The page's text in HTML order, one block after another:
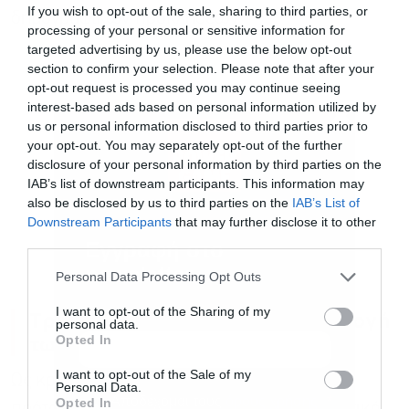
If you wish to opt-out of the sale, sharing to third parties, or
processing of your personal or sensitive information for
targeted advertising by us, please use the below opt-out
section to confirm your selection. Please note that after your
opt-out request is processed you may continue seeing
interest-based ads based on personal information utilized by
us or personal information disclosed to third parties prior to
your opt-out. You may separately opt-out of the further
disclosure of your personal information by third parties on the
IAB’s list of downstream participants. This information may
also be disclosed by us to third parties on the IAB’s List of
Downstream Participants that may further disclose it to other
Personal Data Processing Opt Outs
I want to opt-out of the Sharing of my
personal data.
Opted In
I want to opt-out of the Sale of my
Personal Data.
Opted In
δημογραφικών προκλήσεων.
Τρία κλειδιά για επιτυχή εφαρμογή
των νέων εργαλείων
Ως κρίσιμα για την επιτυχή εφαρμογή της
Εγγραφή στο
newsletter
Αποδέχομαι τους